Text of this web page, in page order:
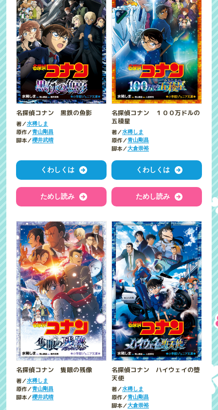
名探偵コナン 黒鉄の魚影
著／水稀しま
原作／青山剛昌
脚本／櫻井武晴
くわしくは
ためし読み
名探偵コナン １００万ドルの
五稜星
著／水稀しま
原作／青山剛昌
脚本／大倉崇裕
くわしくは
ためし読み
名探偵コナン 隻眼の残像
著／水稀しま
原作／青山剛昌
脚本／櫻井武晴
名探偵コナン ハイウェイの堕
天使
著／水稀しま
原作／青山剛昌
脚本／大倉崇裕